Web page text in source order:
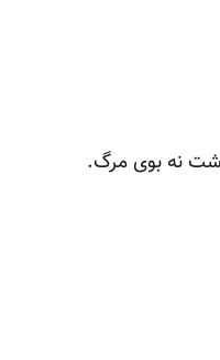
نه بوی ‏مرگ.‏